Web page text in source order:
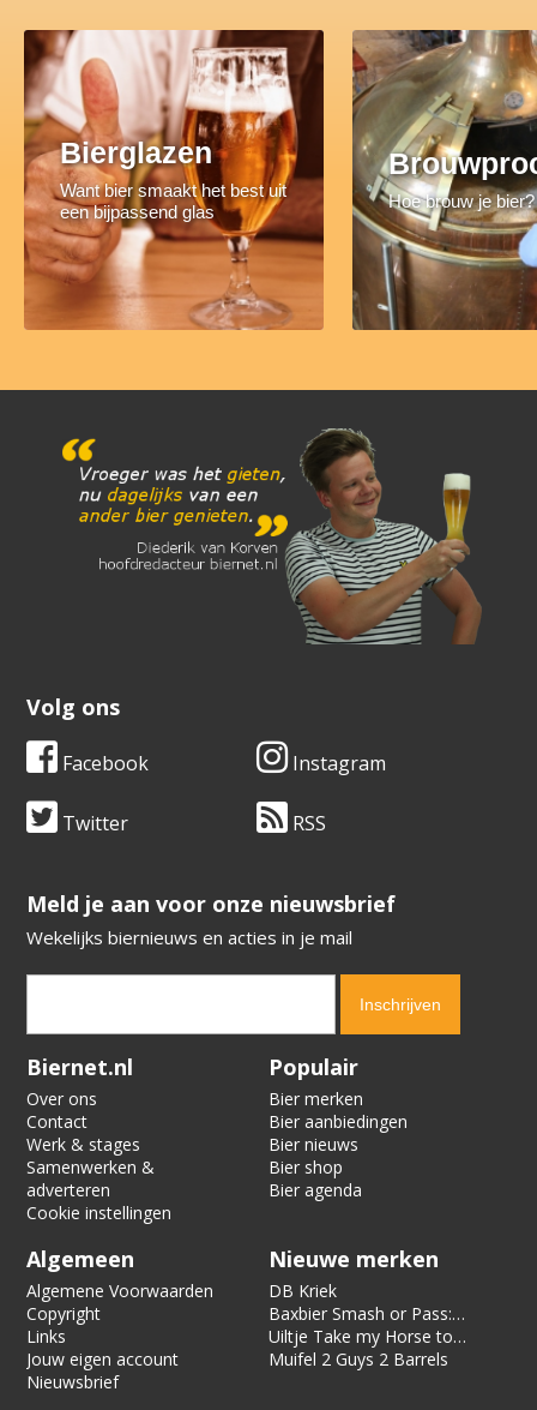
Bierglazen
Want bier smaakt het best uit
een bijpassend glas
Hoe brouw je bier?
Volg ons
Facebook Instagram
Twitter RSS
​​​​​​​Meld je aan voor onze nieuwsbrief
Wekelijks biernieuws en acties in je mail
Verification code:
Biernet.nl
Over ons
Contact
Werk & stages
Samenwerken &
adverteren
Cookie instellingen
Populair
Bier merken
Bier aanbiedingen
Bier nieuws
Bier shop
Bier agenda
Algemeen
Algemene Voorwaarden
Copyright
Links
Jouw eigen account
Nieuwsbrief
Nieuwe merken
DB Kriek
Baxbier Smash or Pass:
Strata
Uiltje Take my Horse to
the Hotel Room
Muifel 2 Guys 2 Barrels